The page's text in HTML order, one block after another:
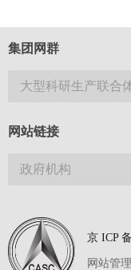
集团网群
大型科研生产联合
网站链接
政府机构
京 ICP
网站管